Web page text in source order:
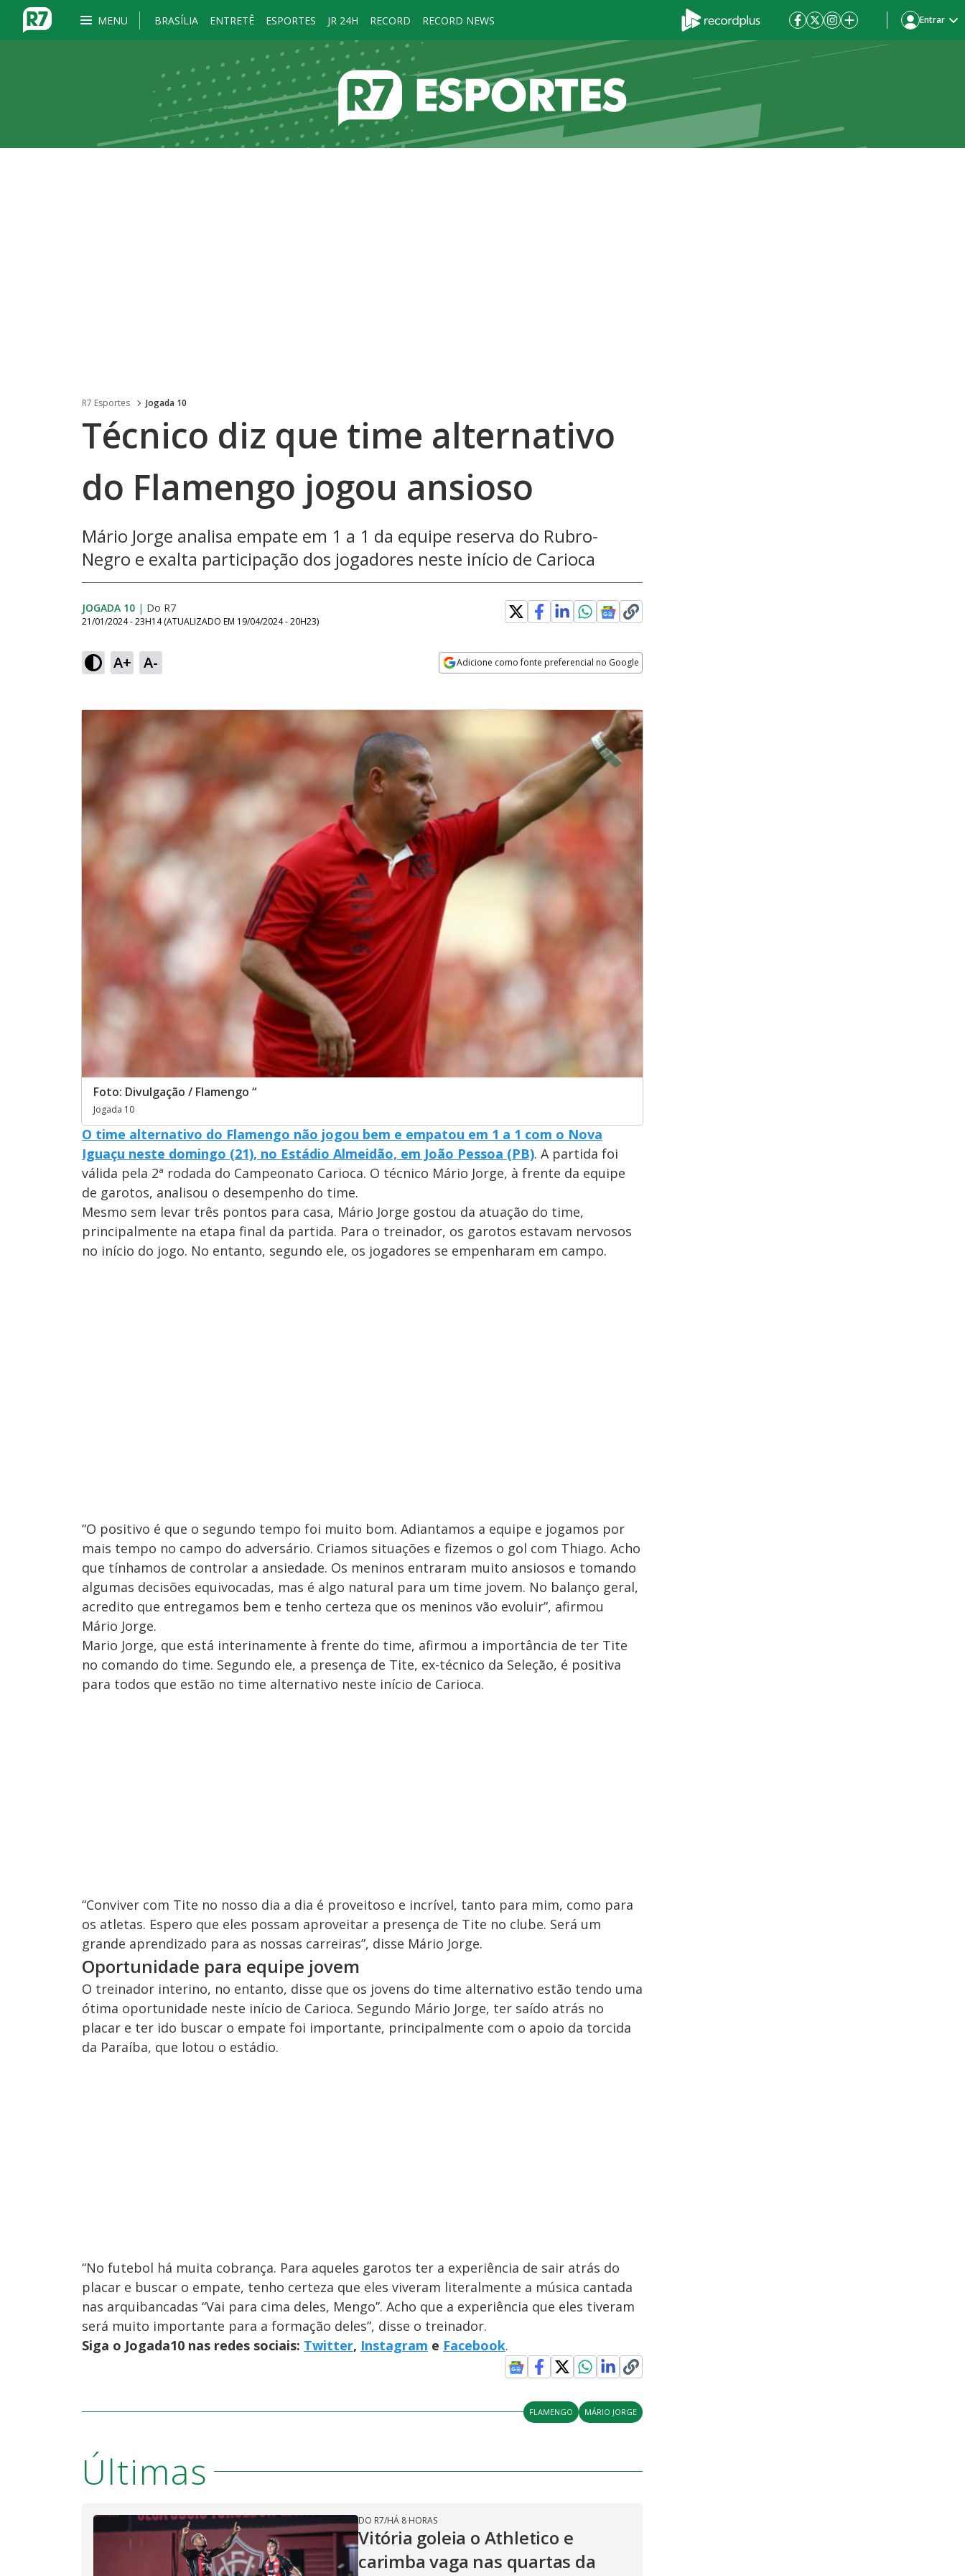
MENU BRASÍLIA ENTRETÊ ESPORTES JR 24H RECORD RECORD NEWS Entrar
R7 Esportes Jogada 10
Técnico diz que time alternativo
do Flamengo jogou ansioso
Mário Jorge analisa empate em 1 a 1 da equipe reserva do Rubro-
Negro e exalta participação dos jogadores neste início de Carioca
JOGADA 10 | Do R7
21/01/2024 - 23H14 (ATUALIZADO EM 19/04/2024 - 20H23)
A+ A- Adicione como fonte preferencial no Google
Foto: Divulgação / Flamengo “
Jogada 10
O time alternativo do Flamengo não jogou bem e empatou em 1 a 1 com o Nova
Iguaçu neste domingo (21), no Estádio Almeidão, em João Pessoa (PB). A partida foi
válida pela 2ª rodada do Campeonato Carioca. O técnico Mário Jorge, à frente da equipe
de garotos, analisou o desempenho do time.
Mesmo sem levar três pontos para casa, Mário Jorge gostou da atuação do time,
principalmente na etapa final da partida. Para o treinador, os garotos estavam nervosos
no início do jogo. No entanto, segundo ele, os jogadores se empenharam em campo.
“O positivo é que o segundo tempo foi muito bom. Adiantamos a equipe e jogamos por
mais tempo no campo do adversário. Criamos situações e fizemos o gol com Thiago. Acho
que tínhamos de controlar a ansiedade. Os meninos entraram muito ansiosos e tomando
algumas decisões equivocadas, mas é algo natural para um time jovem. No balanço geral,
acredito que entregamos bem e tenho certeza que os meninos vão evoluir”, afirmou
Mário Jorge.
Mario Jorge, que está interinamente à frente do time, afirmou a importância de ter Tite
no comando do time. Segundo ele, a presença de Tite, ex-técnico da Seleção, é positiva
para todos que estão no time alternativo neste início de Carioca.
“Conviver com Tite no nosso dia a dia é proveitoso e incrível, tanto para mim, como para
os atletas. Espero que eles possam aproveitar a presença de Tite no clube. Será um
grande aprendizado para as nossas carreiras”, disse Mário Jorge.
Oportunidade para equipe jovem
O treinador interino, no entanto, disse que os jovens do time alternativo estão tendo uma
ótima oportunidade neste início de Carioca. Segundo Mário Jorge, ter saído atrás no
placar e ter ido buscar o empate foi importante, principalmente com o apoio da torcida
da Paraíba, que lotou o estádio.
“No futebol há muita cobrança. Para aqueles garotos ter a experiência de sair atrás do
placar e buscar o empate, tenho certeza que eles viveram literalmente a música cantada
nas arquibancadas “Vai para cima deles, Mengo”. Acho que a experiência que eles tiveram
será muito importante para a formação deles”, disse o treinador.
Siga o Jogada10 nas redes sociais: Twitter, Instagram e Facebook.
FLAMENGO MÁRIO JORGE
Últimas
DO R7/HÁ 8 HORAS
Vitória goleia o Athletico e
carimba vaga nas quartas da